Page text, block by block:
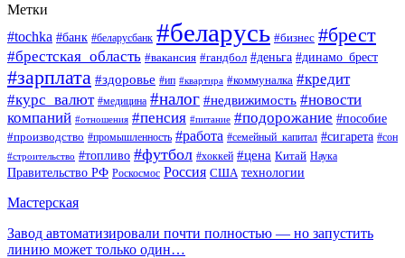
Метки
#tochka #банк #беларусбанк #беларусь #бизнес #брест
#брестская_область #вакансия #гандбол #деньга #динамо_брест
#зарплата #здоровье #ип #квартира #коммуналка #кредит
#курс_валют #медицина #налог #недвижимость #новости
компаний #отношения #пенсия #питание #подорожание #пособие
#производство #промышленность #работа #семейный_капитал #сигарета #сон
#строительство #топливо #футбол #хоккей #цена Китай Наука
Правительство РФ Роскосмос Россия США технологии
Мастерская
Завод автоматизировали почти полностью — но запустить
линию может только один…